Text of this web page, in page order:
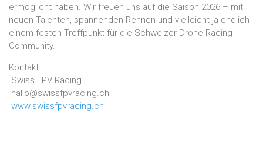
ermöglicht haben. Wir freuen uns auf die Saison 2026 – mit
neuen Talenten, spannenden Rennen und vielleicht ja endlich
einem festen Treffpunkt für die Schweizer Drone Racing
Community.
Kontakt:
Swiss FPV Racing
hallo@swissfpvracing.ch
www.swissfpvracing.ch